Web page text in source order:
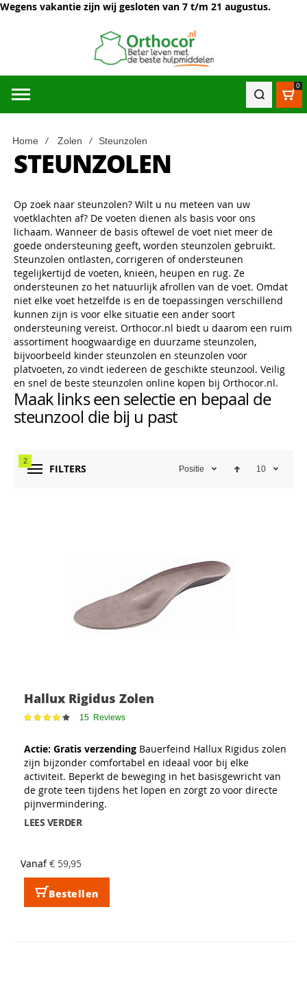
Wegens vakantie zijn wij gesloten van 7 t/m 21 augustus.
0
Home Zolen Steunzolen
STEUNZOLEN
Op zoek naar steunzolen? Wilt u nu meteen van uw
voetklachten af? De voeten dienen als basis voor ons
lichaam. Wanneer de basis oftewel de voet niet meer de
goede ondersteuning geeft, worden steunzolen gebruikt.
Steunzolen ontlasten, corrigeren of ondersteunen
tegelijkertijd de voeten, knieën, heupen en rug. Ze
ondersteunen zo het natuurlijk afrollen van de voet. Omdat
niet elke voet hetzelfde is en de toepassingen verschillend
kunnen zijn is voor elke situatie een ander soort
ondersteuning vereist. Orthocor.nl biedt u daarom een ruim
assortiment hoogwaardige en duurzame steunzolen,
bijvoorbeeld kinder steunzolen en steunzolen voor
platvoeten, zo vindt iedereen de geschikte steunzool. Veilig
en snel de beste steunzolen online kopen bij Orthocor.nl.
Maak links een selectie en bepaal de
steunzool die bij u past
FILTERS
2
Positie 10
Hallux Rigidus Zolen
Waardering: 15 Reviews
Actie: Gratis verzending Bauerfeind Hallux Rigidus zolen
zijn bijzonder comfortabel en ideaal voor bij elke
activiteit. Beperkt de beweging in het basisgewricht van
de grote teen tijdens het lopen en zorgt zo voor directe
pijnvermindering.
LEES VERDER
Vanaf € 59,95
Bestellen